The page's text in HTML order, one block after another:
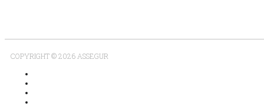
COPYRIGHT © 2026 ASSEGUR